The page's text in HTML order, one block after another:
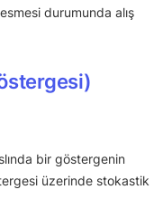
durumunda alış
bir göstergenin
üzerinde stokastik